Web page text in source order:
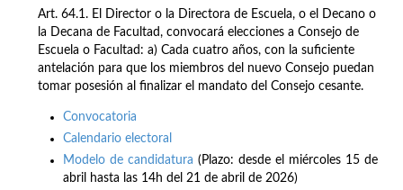
Art. 64.1. El Director o la Directora de Escuela, o el Decano o
la Decana de Facultad, convocará elecciones a Consejo de
Escuela o Facultad: a) Cada cuatro años, con la suficiente
antelación para que los miembros del nuevo Consejo puedan
tomar posesión al finalizar el mandato del Consejo cesante.
Convocatoria
Calendario electoral
Modelo de candidatura (Plazo: desde el miércoles 15 de
abril hasta las 14h del 21 de abril de 2026)